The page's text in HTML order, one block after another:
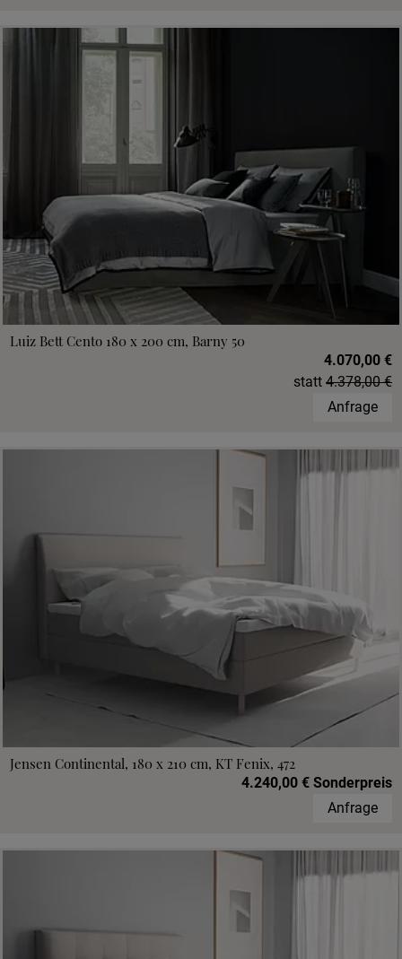
Luiz Bett Cento 180 x 200 cm, Barny 50
4.070,00 €
statt 4.378,00 €
Anfrage
Jensen Continental, 180 x 210 cm, KT Fenix, 472
4.240,00 € Sonderpreis
Anfrage